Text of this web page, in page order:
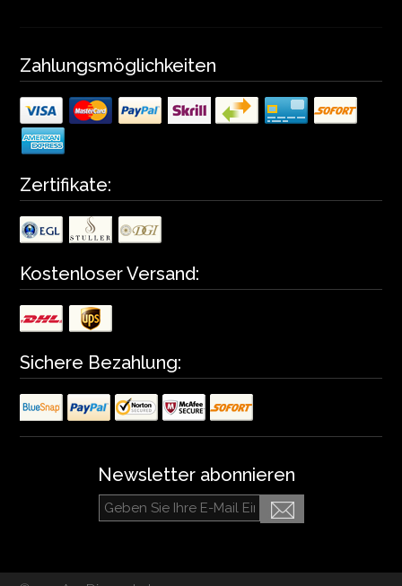
Zahlungsmöglichkeiten
Zertifikate:
Kostenloser Versand:
Sichere Bezahlung:
Newsletter abonnieren